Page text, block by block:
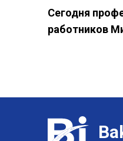
Сегодня
работников